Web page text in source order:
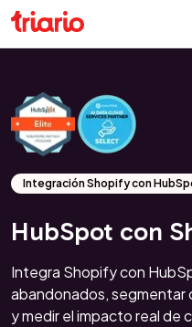
Integración Shopify con
HubSpot con
Integra Shopify con
abandonados, segmentar
y medir el impacto real de